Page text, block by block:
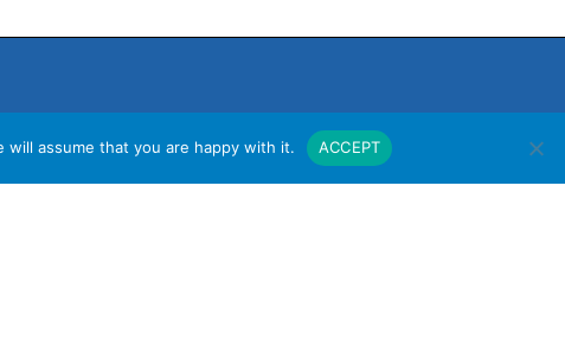
assume that you are happy with it.
ACCEPT